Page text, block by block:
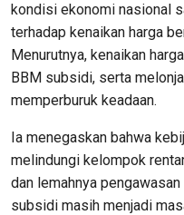
kondisi ekonomi nasional
terhadap kenaikan harga
Menurutnya, kenaikan
BBM subsidi, serta
memperburuk keadaan.
Ia menegaskan bahwa
melindungi kelompok
dan lemahnya
subsidi masih menjadi